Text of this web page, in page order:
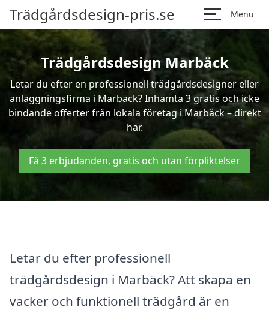
Trädgårdsdesign-pris.se Menu
Trädgårdsdesign Marbäck
Letar du efter en professionell trädgårdsdesigner eller
anläggningsfirma i Marbäck? Inhämta 3 gratis och icke
bindande offerter från lokala företag i Marbäck – direkt
här.
Få 3 erbjudanden, gratis och utan förpliktelser
Letar du efter professionell
trädgårdsdesign i Marbäck? Att skapa en
vacker och funktionell trädgård är en